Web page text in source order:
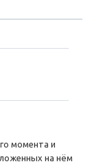
момента и
на нём